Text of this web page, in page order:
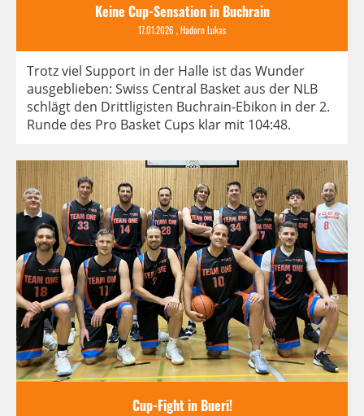
Keine Cup-Sensation in Buchrain
17.01.2026 , Hadorn Lukas
Trotz viel Support in der Halle ist das Wunder
ausgeblieben: Swiss Central Basket aus der NLB
schlägt den Drittligisten Buchrain-Ebikon in der 2.
Runde des Pro Basket Cups klar mit 104:48.
Cup-Fight in Bueri!